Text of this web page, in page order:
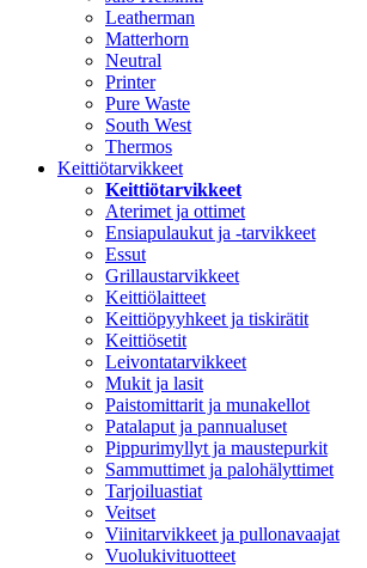
Leatherman
Matterhorn
Neutral
Printer
Pure Waste
South West
Thermos
Keittiötarvikkeet
Keittiötarvikkeet
Aterimet ja ottimet
Ensiapulaukut ja -tarvikkeet
Essut
Grillaustarvikkeet
Keittiölaitteet
Keittiöpyyhkeet ja tiskirätit
Keittiösetit
Leivontatarvikkeet
Mukit ja lasit
Paistomittarit ja munakellot
Patalaput ja pannualuset
Pippurimyllyt ja maustepurkit
Sammuttimet ja palohälyttimet
Tarjoiluastiat
Veitset
Viinitarvikkeet ja pullonavaajat
Vuolukivituotteet